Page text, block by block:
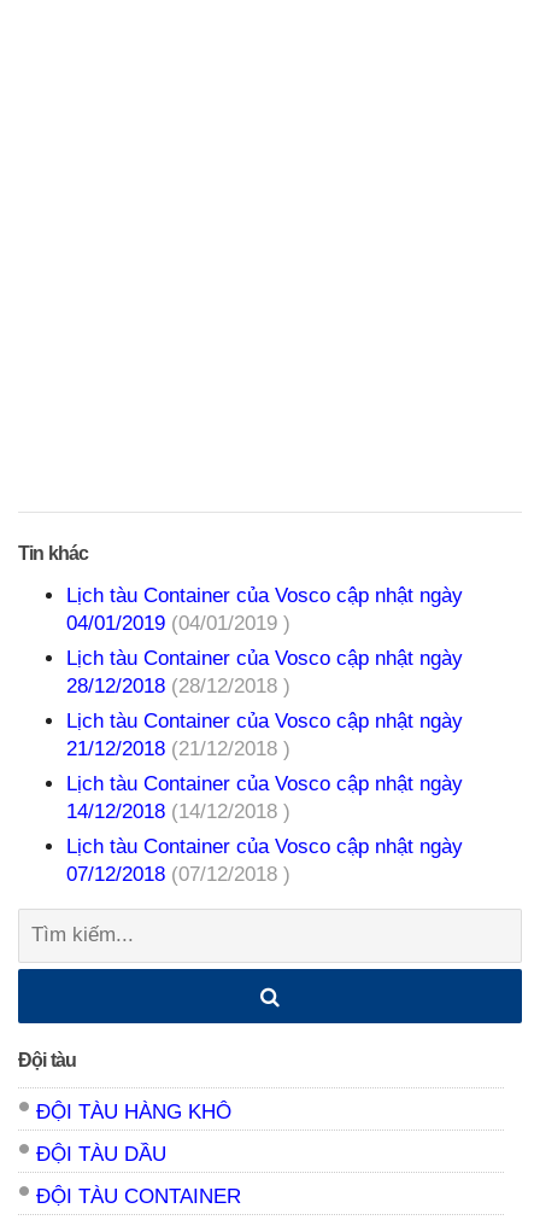
Tin khác
Lịch tàu Container của Vosco cập nhật ngày
04/01/2019 (04/01/2019 )
Lịch tàu Container của Vosco cập nhật ngày
28/12/2018 (28/12/2018 )
Lịch tàu Container của Vosco cập nhật ngày
21/12/2018 (21/12/2018 )
Lịch tàu Container của Vosco cập nhật ngày
14/12/2018 (14/12/2018 )
Lịch tàu Container của Vosco cập nhật ngày
07/12/2018 (07/12/2018 )
Tìm
Đội tàu
ĐỘI TÀU HÀNG KHÔ
ĐỘI TÀU DẦU
ĐỘI TÀU CONTAINER